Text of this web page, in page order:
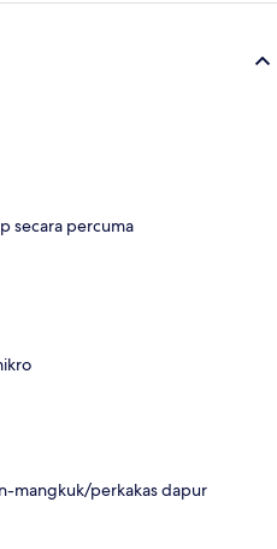
secara percuma
mangkuk/perkakas dapur